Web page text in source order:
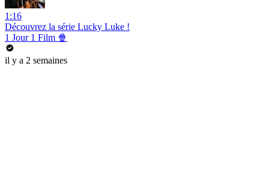
1:16
Découvrez la série Lucky Luke !
1 Jour 1 Film 🍿
il y a 2 semaines